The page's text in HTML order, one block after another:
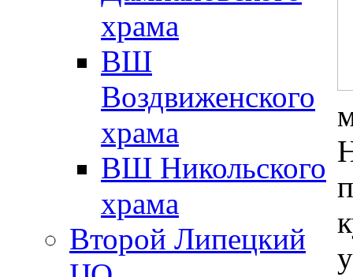
храма
ВШ
Воздвиженского
храма
ВШ Никольского
храма
Второй Липецкий